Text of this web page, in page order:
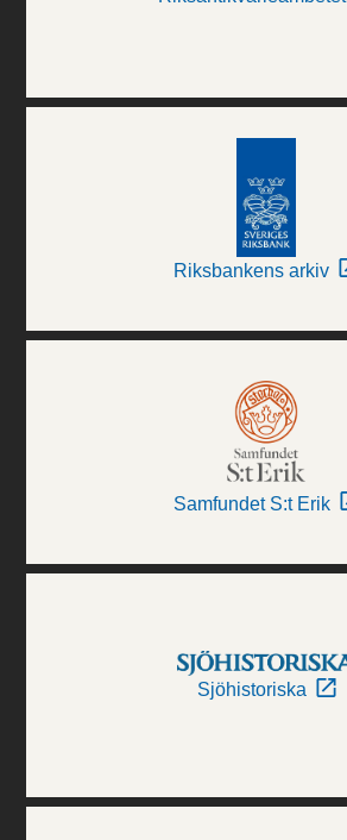
Riksbankens arkiv
Samfundet S:t Erik
Sjöhistoriska